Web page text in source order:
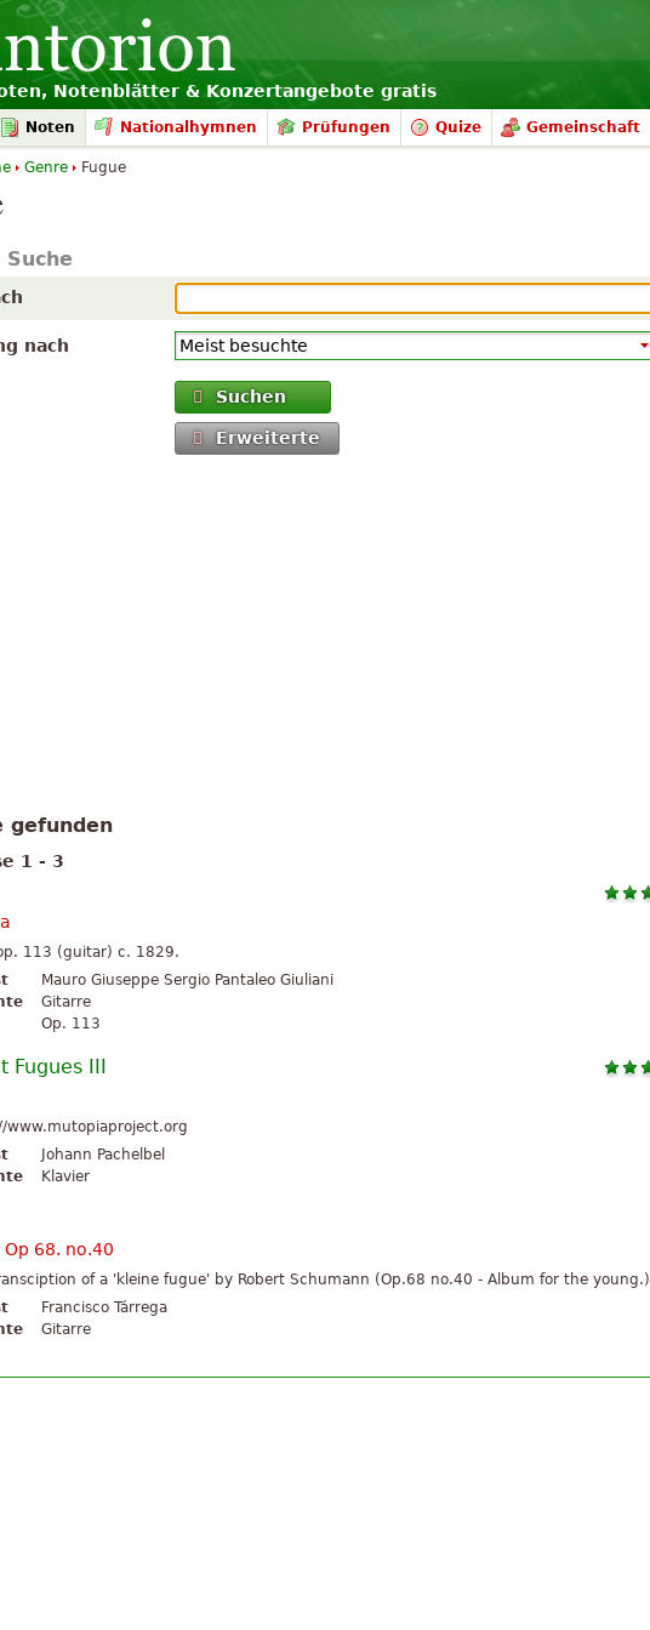
Notenblätter & Konzertangebote gratis
Noten Nationalhymnen Prüfungen Quize Gemeinschaft
Suche
nach
Suchen
Erweiterte
gefunden
1 - 3
113 (guitar) c. 1829.
Mauro Giuseppe Sergio Pantaleo Giuliani
Gitarre
Op. 113
Fugues III
www.mutopiaproject.org
Johann Pachelbel
Klavier
68. no.40
of a 'kleine fugue' by Robert Schumann (Op.68 no.40 - Album for the young.)
Francisco Tárrega
Gitarre
Genre Fugue